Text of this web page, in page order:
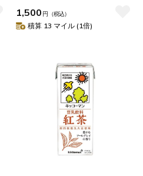
1,500 円 （税込）
積算 13 マイル (1倍)